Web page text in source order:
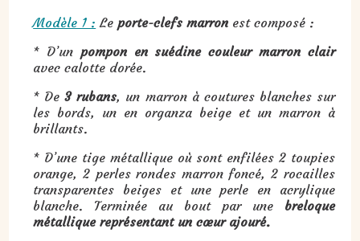
Modèle 1 : Le porte-clefs marron est composé :
* D’un pompon en suédine couleur marron clair
avec calotte dorée.
* De3 rubans, un marron à coutures blanches sur
les bords, un en organza beige et un marron à
brillants.
* D’une tige métallique où sont enfilées 2 toupies
orange, 2 perles rondes marron foncé, 2 rocailles
transparentes beiges et une perle en acrylique
blanche. Terminée au bout par une breloque
métallique représentant un cœur ajouré.